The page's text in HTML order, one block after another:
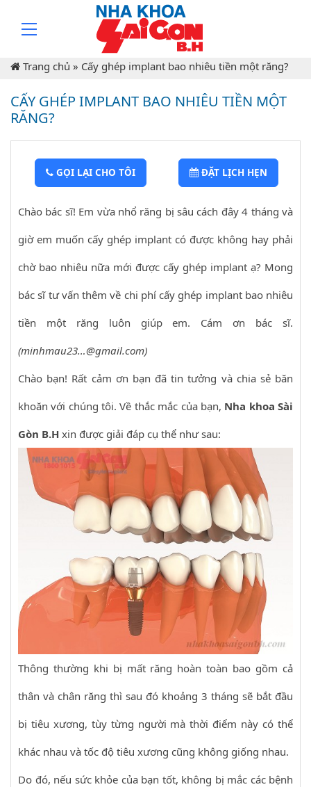
Trang chủ » Cấy ghép implant bao nhiêu tiền một răng?
CẤY GHÉP IMPLANT BAO NHIÊU TIỀN MỘT
RĂNG?
GỌI LẠI CHO TÔI ĐẶT LỊCH HẸN
Chào bác sĩ! Em vừa nhổ răng bị sâu cách đây 4 tháng và
giờ em muốn cấy ghép implant có được không hay phải
chờ bao nhiêu nữa mới được cấy ghép implant ạ? Mong
bác sĩ tư vấn thêm về chi phí cấy ghép implant bao nhiêu
tiền một răng luôn giúp em. Cám ơn bác sĩ.
(minhmau23…@gmail.com)
Chào bạn! Rất cảm ơn bạn đã tin tưởng và chia sẻ băn
khoăn với chúng tôi. Về thắc mắc của bạn, Nha khoa Sài
Gòn B.H xin được giải đáp cụ thể như sau:
Thông thường khi bị mất răng hoàn toàn bao gồm cả
thân và chân răng thì sau đó khoảng 3 tháng sẽ bắt đầu
bị tiêu xương, tùy từng người mà thời điểm này có thể
khác nhau và tốc độ tiêu xương cũng không giống nhau.
Do đó, nếu sức khỏe của bạn tốt, không bị mắc các bệnh